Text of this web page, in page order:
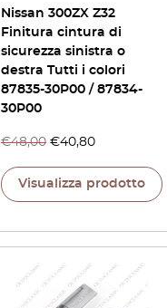
Nissan 300ZX Z32
Finitura cintura di
sicurezza sinistra o
destra Tutti i colori
87835-30P00 / 87834-
30P00
€48,00 €40,80
Visualizza prodotto